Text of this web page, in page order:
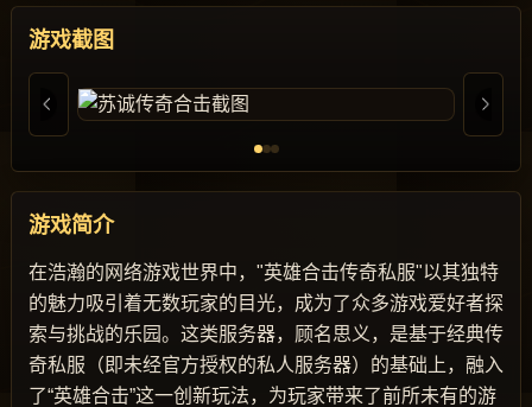
游戏截图
游戏简介
在浩瀚的网络游戏世界中，"英雄合击传奇私服"以其独特
的魅力吸引着无数玩家的目光，成为了众多游戏爱好者探
索与挑战的乐园。这类服务器，顾名思义，是基于经典传
奇私服（即未经官方授权的私人服务器）的基础上，融入
了“英雄合击”这一创新玩法，为玩家带来了前所未有的游